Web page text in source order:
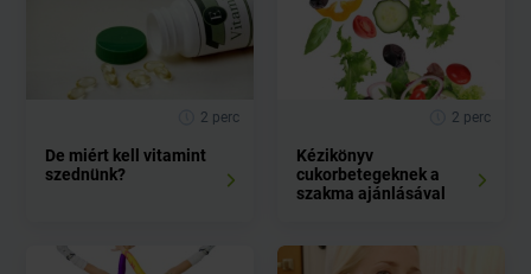
2 perc
De miért kell vitamint
szednünk?
2 perc
Kézikönyv
cukorbetegeknek a
szakma ajánlásával